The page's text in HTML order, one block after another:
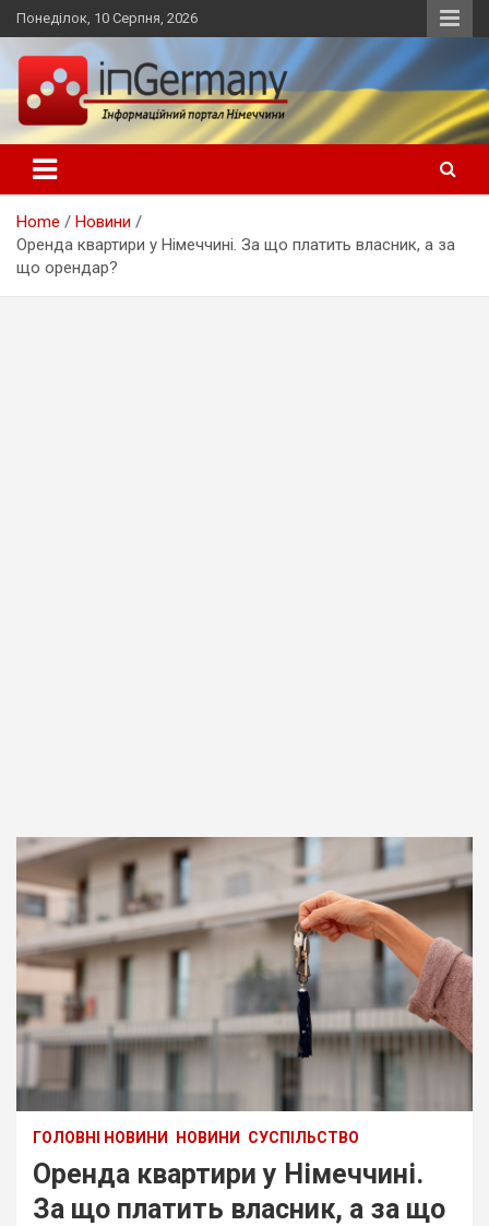
Skip
to
content
Понеділок, 10 Серпня, 2026
inGermany.net інформаційний
портал в Німеччині
Український інформаційний портал в Німеччині, новини
Німеччини, українці в Німеччині
Home
Новини
Оренда квартири у Німеччині. За що платить власник, а за
що орендар?
ГОЛОВНІ НОВИНИ НОВИНИ СУСПІЛЬСТВО
Оренда квартири у Німеччині.
За що платить власник, а за що